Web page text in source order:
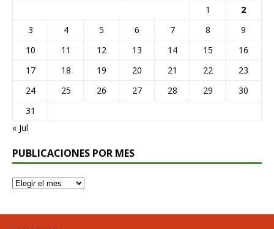
1
2
3
4 5 6 7 8
9
10
11 12 13 14 15
16
17
18 19 20 21 22
23
24
25 26 27 28 29
30
31
« Jul
PUBLICACIONES POR MES